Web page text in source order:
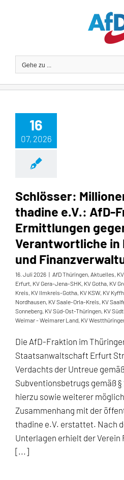
Gehe zu ...
16
07, 2026
Schlösser:
thadine e.V.: AfD-
Ermittlungen
Verantwortliche in
und
16. Juli 2026 | AfD Thüringen, Aktuelles,
Erfurt, KV Gera-Jena-SHK, KV Gotha, KV
Kreis, KV Ilmkreis-Gotha, KV KSW, KV
Nordhausen, KV Saale-Orla-Kreis, KV
Sonneberg, KV Süd-Ost-Thüringen, KV
Weimar - Weimarer Land, KV
Die AfD-Fraktion im
Staatsanwaltschaft Erfurt
Verdachts der Untreue
Subventionsbetrugs gemäß §
hierzu sowie weiterer
Zusammenhang mit der
thadine e.V. erstattet. Nach
Unterlagen erhielt der Verein
[...]